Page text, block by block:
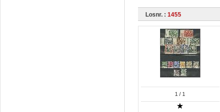
Losnr. : 1455
1 / 1